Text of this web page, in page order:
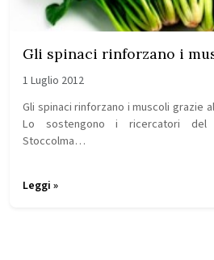
Gli spinaci rinforzano i
1 Luglio 2012
Gli spinaci rinforzano i muscoli grazie
Lo sostengono i ricercatori del
Stoccolma…
Leggi »